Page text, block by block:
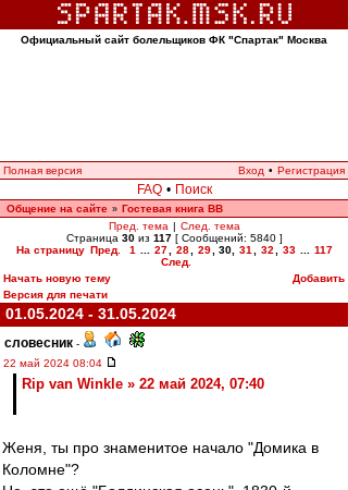
Официальный сайт болельщиков ФК "Спартак" Москва
Полная версия Вход • Регистрация
FAQ • Поиск
Общение на сайте » Гостевая книга ВВ
Пред. тема | След. тема
Страница 30из 117[ Сообщений: 5840 ]
На страницу Пред. 1 27 28 29 30, 31 32 33
117
След.
Начать новую тему
Добавить
Версия для печати
01.05.2024 - 31.05.2024
словесник -
22 май 2024 08:04
Rip van Winkle » 22 май 2024, 07:40
Женя, ты про знаменитое начало "Домика в
Коломне"?